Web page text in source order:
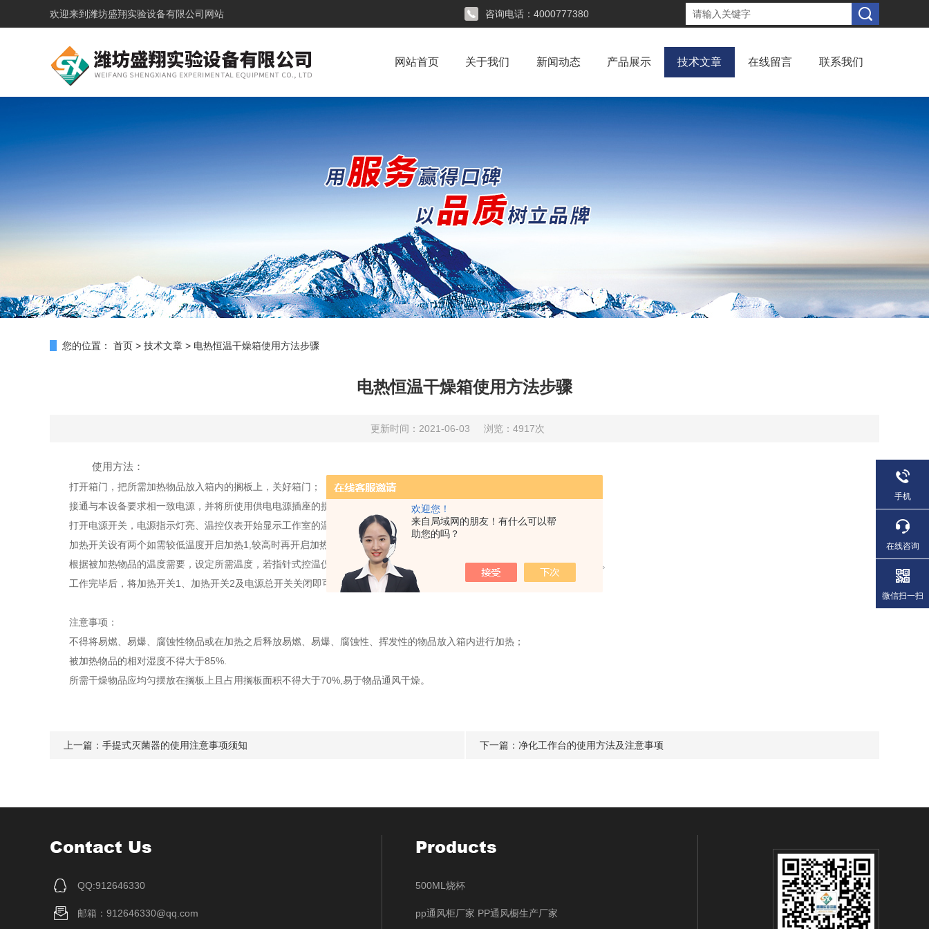
欢迎您！
来自局域网的朋友！有什么可以帮
助您的吗？
欢迎来到 潍坊盛翔实验设备有限公司网站 咨询电话： 4000777380
网站首页 关于我们 新闻动态 产品展示 技术文章 在线留言 联系我们
您的位置： 首页 > 技术文章 > 电热恒温干燥箱使用方法步骤
电热恒温干燥箱使用方法步骤
更新时间：2021-06-03 浏览：4917次
使用方法：
打开箱门，把所需加热物品放入箱内的搁板上，关好箱门；
接通与本设备要求相一致电源，并将所使用供电电源插座的接地端可靠接地；
打开电源开关，电源指示灯亮、温控仪表开始显示工作室的温度；
加热开关设有两个如需较低温度开启加热1,较高时再开启加热2,同时加热；
根据被加热物品的温度需要，设定所需温度，若指针式控温仪，转动温控仪上的温度设定旋钮（数显式可参照控温仪说明书）。
工作完毕后，将加热开关1、加热开关2及电源总开关关闭即可。
注意事项：
不得将易燃、易爆、腐蚀性物品或在加热之后释放易燃、易爆、腐蚀性、挥发性的物品放入箱内进行加热；
被加热物品的相对湿度不得大于85%.
所需干燥物品应均匀摆放在搁板上且占用搁板面积不得大于70%,易于物品通风干燥。
上一篇： 手提式灭菌器的使用注意事项须知 下一篇： 净化工作台的使用方法及注意事项
Contact Us
QQ:912646330
邮箱：912646330@qq.com
Products
500ML烧杯
pp通风柜厂家 PP通风橱生产厂家
手机
在线咨询
微信扫一扫